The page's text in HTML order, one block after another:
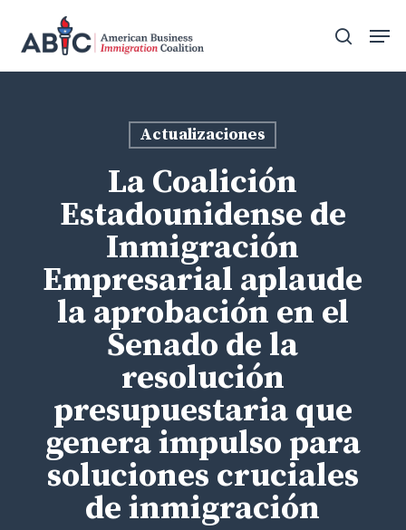
search
Actualizaciones
La Coalición
Estadounidense de
Inmigración
Empresarial aplaude
la aprobación en el
Senado de la
resolución
presupuestaria que
genera impulso para
soluciones cruciales
de inmigración